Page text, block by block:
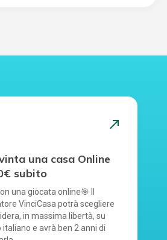
north_east
una casa Online
subito
una giocata online🎯 Il
VinciCasa potrà scegliere
in massima libertà, su
e avrà ben 2 anni di